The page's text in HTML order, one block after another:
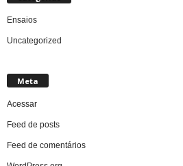
Ensaios
Uncategorized
Meta
Acessar
Feed de posts
Feed de comentários